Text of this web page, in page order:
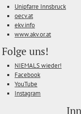
Unipfarre Innsbruck
oecv.at
ekv.info
www.akv.or.at
Folge uns!
NIEMALS wieder!
Facebook
YouTube
Instagram